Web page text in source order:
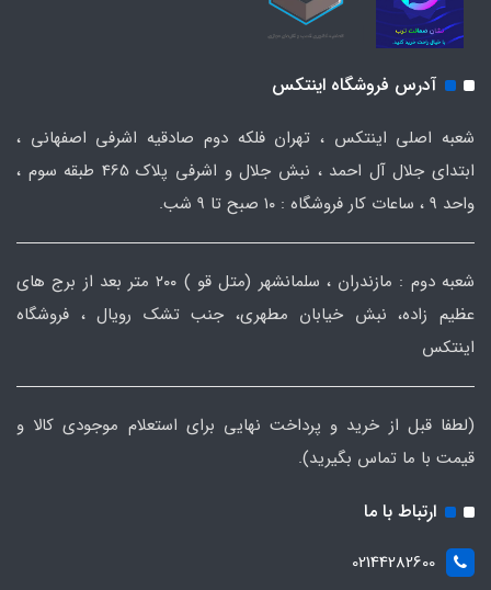
آدرس فروشگاه اینتکس
شعبه اصلی اینتکس ، تهران فلکه دوم صادقیه اشرفی اصفهانی ،
ابتدای جلال آل احمد ، نبش جلال و اشرفی پلاک 465 طبقه سوم ،
واحد ۹ ، ساعات کار فروشگاه : ۱۰ صبح تا ۹ شب.
شعبه دوم : مازندران ، سلمانشهر (متل قو ) ۲۰۰ متر بعد از برج های
عظیم زاده، نبش خیابان مطهری، جنب تشک رویال ، فروشگاه
اینتکس
(لطفا قبل از خرید و پرداخت نهایی برای استعلام موجودی کالا و
قیمت با ما تماس بگیرید).
ارتباط با ما
02144282600